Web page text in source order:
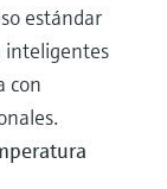
estándar
inteligentes
con